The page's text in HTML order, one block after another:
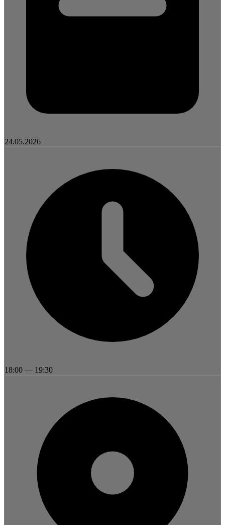
24.05.2026
18:00 — 19:30